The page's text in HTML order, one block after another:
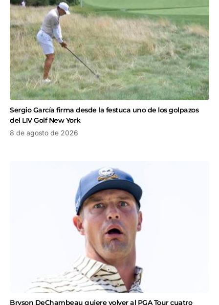
Sergio García firma desde la festuca uno de los golpazos
del LIV Golf New York
8 de agosto de 2026
Bryson DeChambeau quiere volver al PGA Tour cuatro